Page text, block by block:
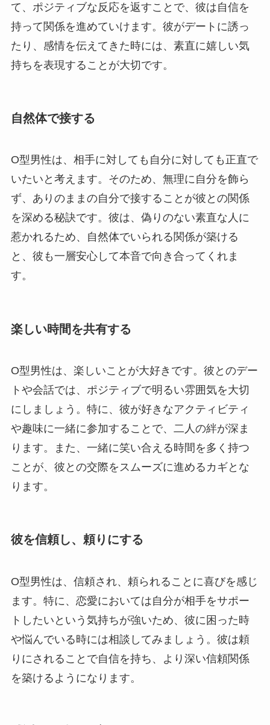
て、ポジティブな反応を返すことで、彼は自信を
持って関係を進めていけます。彼がデートに誘っ
たり、感情を伝えてきた時には、素直に嬉しい気
持ちを表現することが大切です。
自然体で接する
O型男性は、相手に対しても自分に対しても正直で
いたいと考えます。そのため、無理に自分を飾ら
ず、ありのままの自分で接することが彼との関係
を深める秘訣です。彼は、偽りのない素直な人に
惹かれるため、自然体でいられる関係が築ける
と、彼も一層安心して本音で向き合ってくれま
す。
楽しい時間を共有する
O型男性は、楽しいことが大好きです。彼とのデー
トや会話では、ポジティブで明るい雰囲気を大切
にしましょう。特に、彼が好きなアクティビティ
や趣味に一緒に参加することで、二人の絆が深ま
ります。また、一緒に笑い合える時間を多く持つ
ことが、彼との交際をスムーズに進めるカギとな
ります。
彼を信頼し、頼りにする
O型男性は、信頼され、頼られることに喜びを感じ
ます。特に、恋愛においては自分が相手をサポー
トしたいという気持ちが強いため、彼に困った時
や悩んでいる時には相談してみましょう。彼は頼
りにされることで自信を持ち、より深い信頼関係
を築けるようになります。